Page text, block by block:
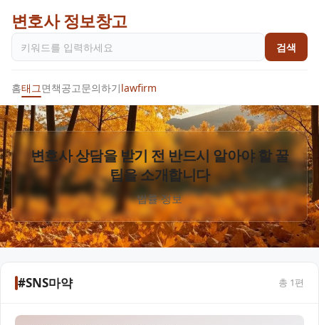
변호사 정보창고
검색
홈태그면책공고문의하기lawfirm
변호사 상담을 받기 전 반드시 알아야 할 꿀
팁을 소개합니다
법률 정보
#SNS마약 총 1편